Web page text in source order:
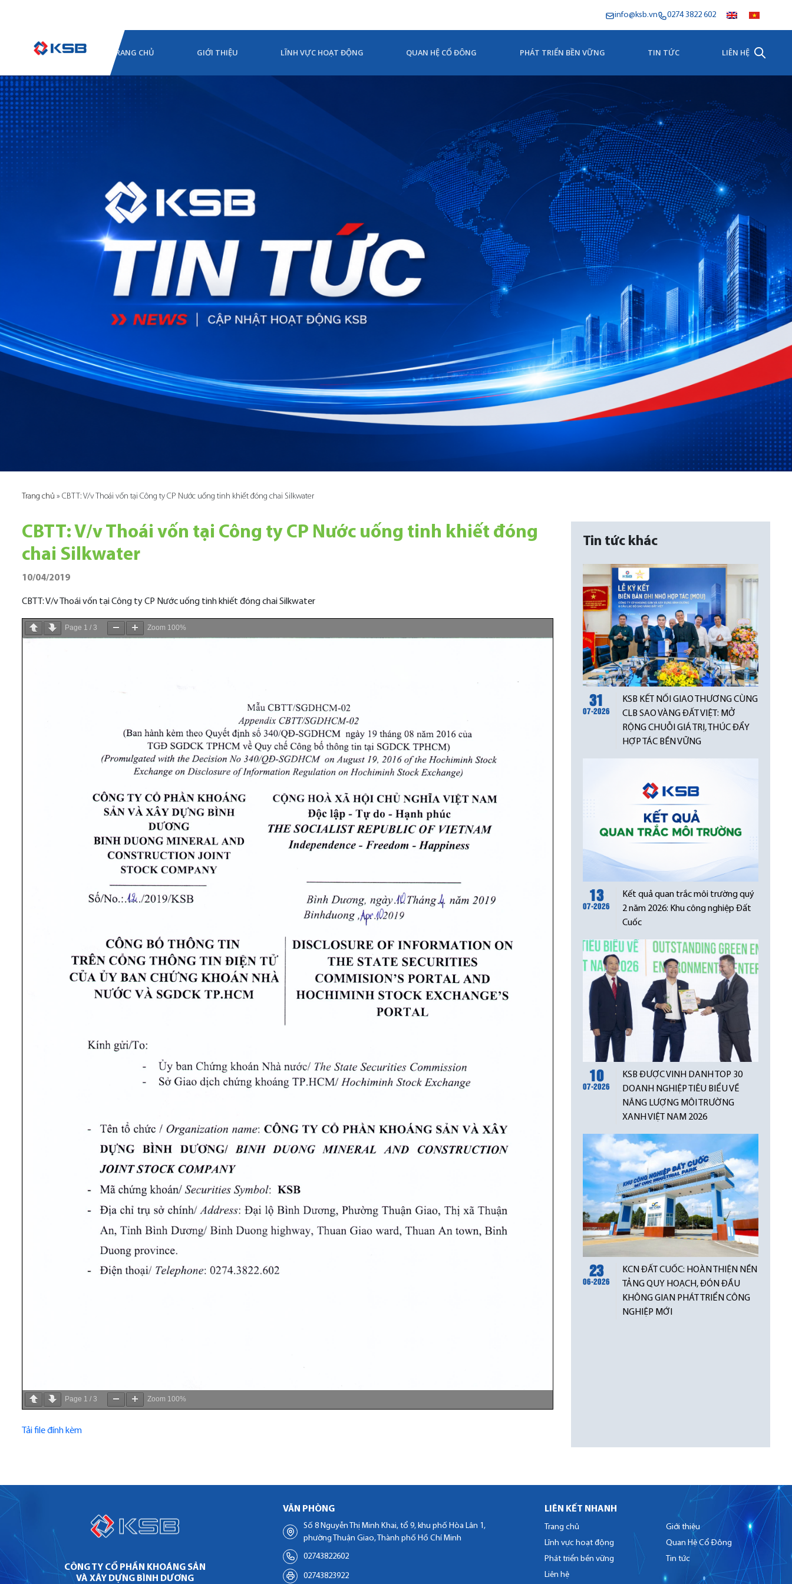
info@ksb.vn 0274 3822 602
TRANG CHỦ GIỚI THIỆU LĨNH VỰC HOẠT ĐỘNG QUAN HỆ CỔ ĐÔNG PHÁT TRIỂN BỀN VỮNG TIN TỨC LIÊN HỆ
Trang chủ » CBTT: V/v Thoái vốn tại Công ty CP Nước uống tinh khiết đóng chai Silkwater
CBTT: V/v Thoái vốn tại Công ty CP Nước uống tinh khiết đóng
chai Silkwater
10/04/2019
CBTT: V/v Thoái vốn tại Công ty CP Nước uống tinh khiết đóng chai Silkwater
Page 1 / 3 Zoom 100%
Page 1 / 3 Zoom 100%
Tải file đính kèm
Tin tức khác
31
07-2026
KSB KẾT NỐI GIAO THƯƠNG CÙNG
CLB SAO VÀNG ĐẤT VIỆT: MỞ
RỘNG CHUỖI GIÁ TRỊ, THÚC ĐẨY
HỢP TÁC BỀN VỮNG
13
07-2026
Kết quả quan trắc môi trường quý
2 năm 2026: Khu công nghiệp Đất
Cuốc
10
07-2026
KSB ĐƯỢC VINH DANH TOP 30
DOANH NGHIỆP TIÊU BIỂU VỀ
NĂNG LƯỢNG MÔI TRƯỜNG
XANH VIỆT NAM 2026
23
06-2026
KCN ĐẤT CUỐC: HOÀN THIỆN NỀN
TẢNG QUY HOẠCH, ĐÓN ĐẦU
KHÔNG GIAN PHÁT TRIỂN CÔNG
NGHIỆP MỚI
CÔNG TY CỔ PHẦN KHOÁNG SẢN
VÀ XÂY DỰNG BÌNH DƯƠNG
VĂN PHÒNG
Số 8 Nguyễn Thị Minh Khai, tổ 9, khu phố Hòa Lân 1,
phường Thuận Giao, Thành phố Hồ Chí Minh
02743822602
02743823922
LIÊN KẾT NHANH
Trang chủ
Giới thiệu
Lĩnh vực hoạt động
Quan Hệ Cổ Đông
Phát triển bền vững
Tin tức
Liên hệ